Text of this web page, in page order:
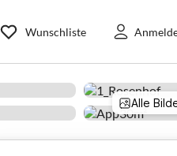
Wunschliste
Alle